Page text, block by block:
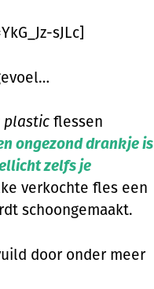
sJLc]
plasticflessen
ongezond drankje is
zelfs je
verkochte fles een
schoongemaakt.
door onder meer